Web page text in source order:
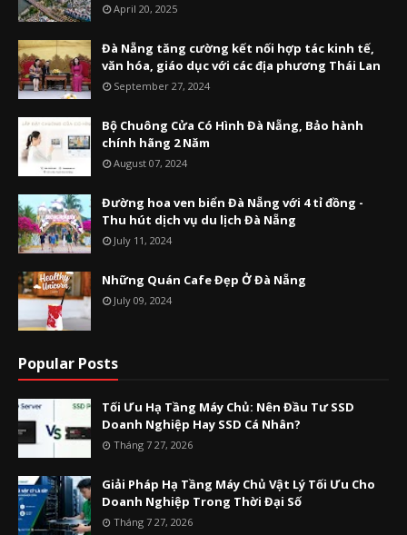
April 20, 2025
Đà Nẵng tăng cường kết nối hợp tác kinh tế,
văn hóa, giáo dục với các địa phương Thái Lan
September 27, 2024
Bộ Chuông Cửa Có Hình Đà Nẵng, Bảo hành
chính hãng 2 Năm
August 07, 2024
Đường hoa ven biển Đà Nẵng với 4 tỉ đồng -
Thu hút dịch vụ du lịch Đà Nẵng
July 11, 2024
Những Quán Cafe Đẹp Ở Đà Nẵng
July 09, 2024
Popular Posts
Tối Ưu Hạ Tầng Máy Chủ: Nên Đầu Tư SSD
Doanh Nghiệp Hay SSD Cá Nhân?
Tháng 7 27, 2026
Giải Pháp Hạ Tầng Máy Chủ Vật Lý Tối Ưu Cho
Doanh Nghiệp Trong Thời Đại Số
Tháng 7 27, 2026